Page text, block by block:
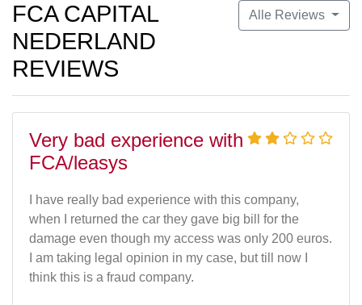
Alle Reviews
FCA CAPITAL
NEDERLAND
REVIEWS
Very bad experience with
FCA/leasys
I have really bad experience with this company,
when I returned the car they gave big bill for the
damage even though my access was only 200 euros.
I am taking legal opinion in my case, but till now I
think this is a fraud company.